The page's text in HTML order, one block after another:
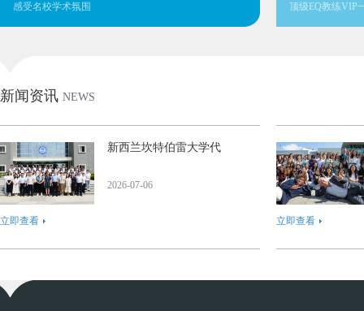
感受名校学术氛围
顶级EQ教练VIP
新闻资讯 NEWS
新西兰坎特伯雷大学代
2026-07-06
立即查看 立即查看